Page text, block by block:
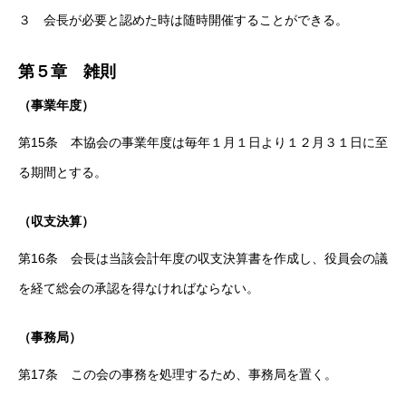
３ 会長が必要と認めた時は随時開催することができる。
第５章 雑則
（事業年度）
第15条 本協会の事業年度は毎年１月１日より１２月３１日に至
る期間とする。
（収支決算）
第16条 会長は当該会計年度の収支決算書を作成し、役員会の議
を経て総会の承認を得なければならない。
（事務局）
第17条 この会の事務を処理するため、事務局を置く。